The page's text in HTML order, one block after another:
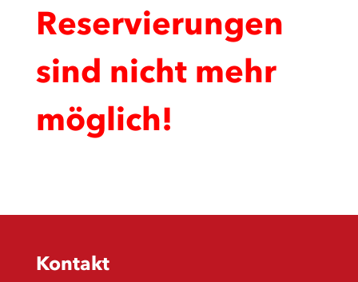
Reservierungen
sind nicht mehr
möglich!
Kontakt